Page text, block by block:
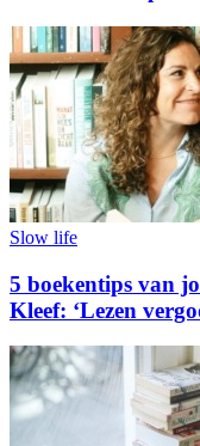
Slow life
5 boekentips van
Kleef: ‘Lezen